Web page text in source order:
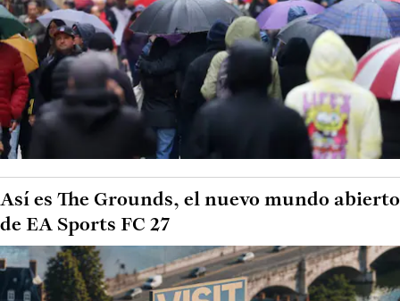
Así es The Grounds, el nuevo mundo abierto
de EA Sports FC 27